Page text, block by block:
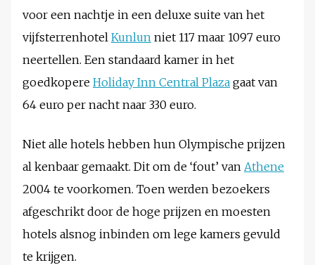
voor een nachtje in een deluxe suite van het
vijfsterrenhotel Kunlun niet 117 maar 1097 euro
neertellen. Een standaard kamer in het
goedkopere Holiday Inn Central Plaza gaat van
64 euro per nacht naar 330 euro.
Niet alle hotels hebben hun Olympische prijzen
al kenbaar gemaakt. Dit om de ‘fout’ van Athene
2004 te voorkomen. Toen werden bezoekers
afgeschrikt door de hoge prijzen en moesten
hotels alsnog inbinden om lege kamers gevuld
te krijgen.